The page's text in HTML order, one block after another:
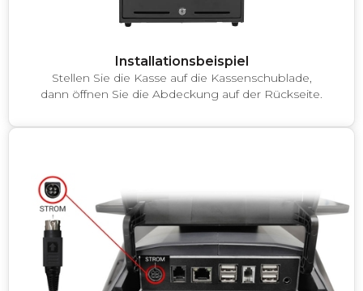
Installationsbeispiel
Stellen Sie die Kasse auf die Kassenschublade,
dann öffnen Sie die Abdeckung auf der Rückseite.